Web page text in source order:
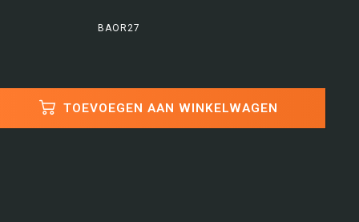
BAOR27
TOEVOEGEN AAN WINKELWAGEN